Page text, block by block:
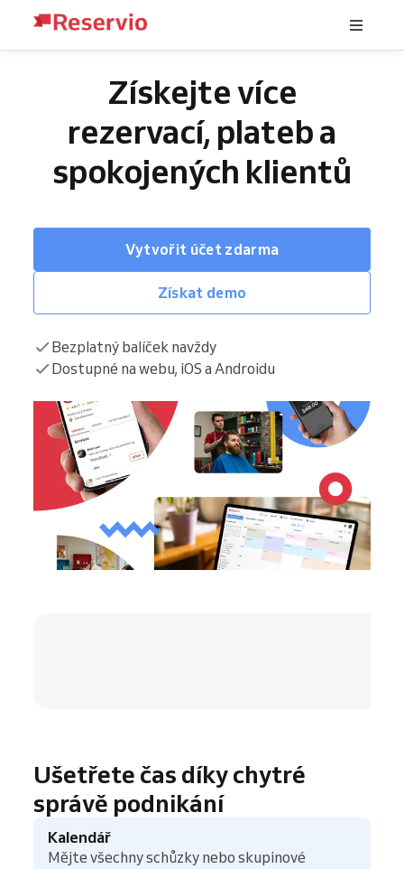
Získejte více
rezervací, plateb a
spokojených klientů
Vytvořit účet zdarma
Získat demo
Bezplatný balíček navždy
Dostupné na webu, iOS a Androidu
Ušetřete čas díky chytré
správě podnikání
Kalendář
Mějte všechny schůzky nebo skupinové